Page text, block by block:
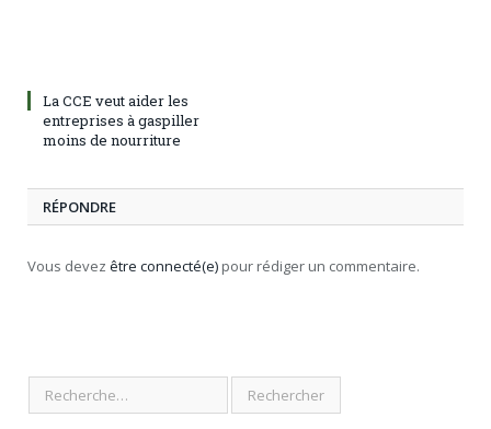
La CCE veut aider les
entreprises à gaspiller
moins de nourriture
RÉPONDRE
Vous devez être connecté(e) pour rédiger un commentaire.